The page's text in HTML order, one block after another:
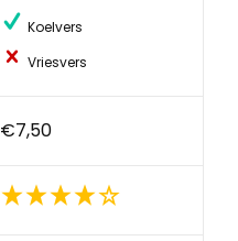
Koelvers
Vriesvers
€7,50